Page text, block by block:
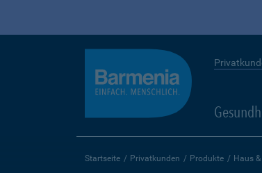
Startseite Privatkunden Produkte Haus